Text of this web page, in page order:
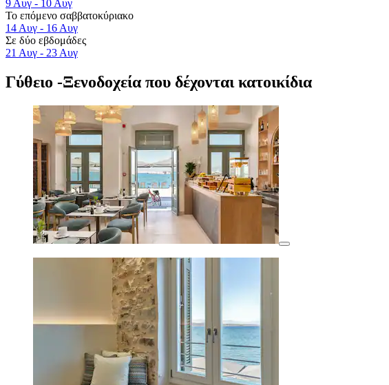
9 Αυγ - 10 Αυγ
Το επόμενο σαββατοκύριακο
14 Αυγ - 16 Αυγ
Σε δύο εβδομάδες
21 Αυγ - 23 Αυγ
Γύθειο -Ξενοδοχεία που δέχονται κατοικίδια